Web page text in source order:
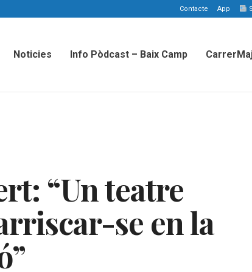
Contacte App
Noticies Info Pòdcast – Baix Camp
“Un teatre
se en la